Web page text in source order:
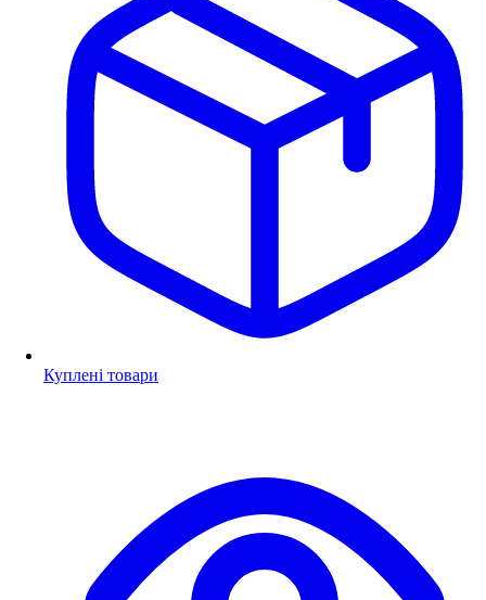
Куплені товари